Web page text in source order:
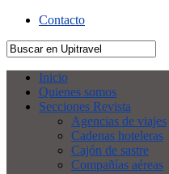
Contacto
Inicio
Quienes somos
Secciones Revista
Agencias de viajes
Cadenas hoteleras
Cajón de sastre
Compañías aéreas